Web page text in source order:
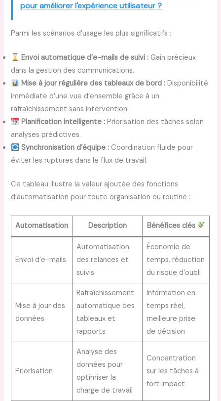
pour améliorer l'expérience utilisateur ?
Parmi les scénarios d’usage les plus significatifs :
Envoi automatique d’e-mails de suivi : Gain précieux
dans la gestion des communications.
Mise à jour régulière des tableaux de bord : Disponibilité
immédiate d’une vue d’ensemble grâce à un
rafraîchissement sans intervention.
Planification intelligente : Priorisation des tâches selon
analyses prédictives.
Synchronisation d’équipe : Coordination fluide pour
éviter les ruptures dans le flux de travail.
Ce tableau illustre la valeur ajoutée des fonctions
d’automatisation pour toute organisation ou routine :
Automatisation Description Bénéfices clés
Envoi d’e-mails
Automatisation
des relances et
suivis
Économie de
temps, réduction
du risque d’oubli
Mise à jour des
données
Rafraîchissement
automatique des
tableaux et
rapports
Information en
temps réel,
meilleure prise
de décision
Priorisation
Analyse des
données pour
optimiser la
charge de travail
Concentration
sur les tâches à
fort impact